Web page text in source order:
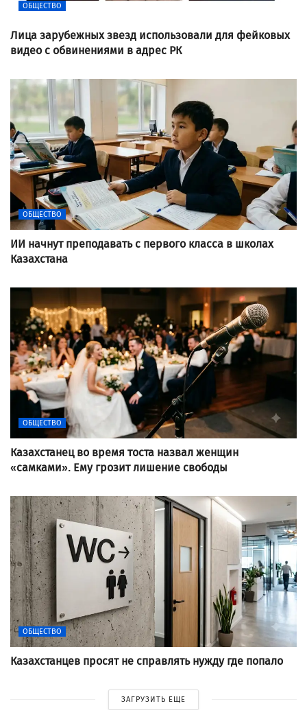
ОБЩЕСТВО
Лица зарубежных звезд использовали для фейковых
видео с обвинениями в адрес РК
ОБЩЕСТВО
ИИ начнут преподавать с первого класса в школах
Казахстана
ОБЩЕСТВО
Казахстанец во время тоста назвал женщин
«самками». Ему грозит лишение свободы
ОБЩЕСТВО
Казахстанцев просят не справлять нужду где попало
ЗАГРУЗИТЬ ЕЩЕ